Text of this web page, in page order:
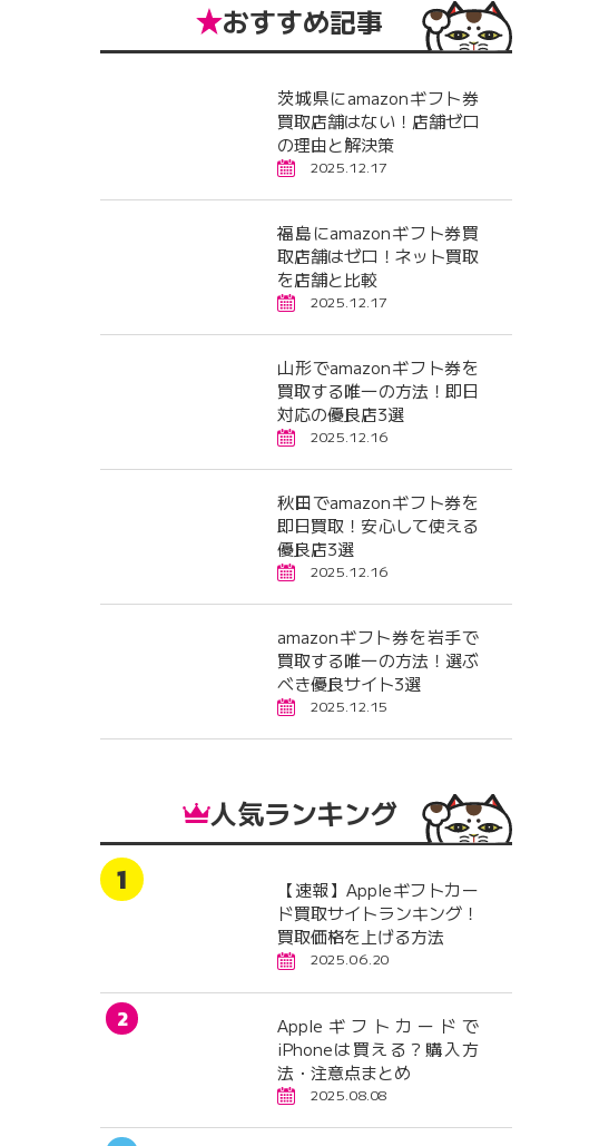
おすすめ記事
茨城県にamazonギフト券
買取店舗はない！店舗ゼロ
の理由と解決策
2025.12.17
福島にamazonギフト券買
取店舗はゼロ！ネット買取
を店舗と比較
2025.12.17
山形でamazonギフト券を
買取する唯一の方法！即日
対応の優良店3選
2025.12.16
秋田でamazonギフト券を
即日買取！安心して使える
優良店3選
2025.12.16
amazonギフト券を岩手で
買取する唯一の方法！選ぶ
べき優良サイト3選
2025.12.15
人気ランキング
【速報】Appleギフトカー
ド買取サイトランキング！
買取価格を上げる方法
2025.06.20
Appleギフトカードで
iPhoneは買える？購入方
法・注意点まとめ
2025.08.08